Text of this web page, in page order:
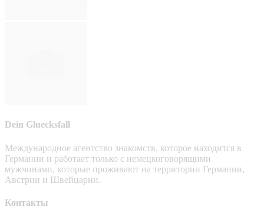
Dein Gluecksfall
Международное агентство знакомств, которое находится в
Германии и работает только с немецкоговорящими
мужчинами, которые проживают на территории Германии,
Австрии и Швейцарии.
Контакты